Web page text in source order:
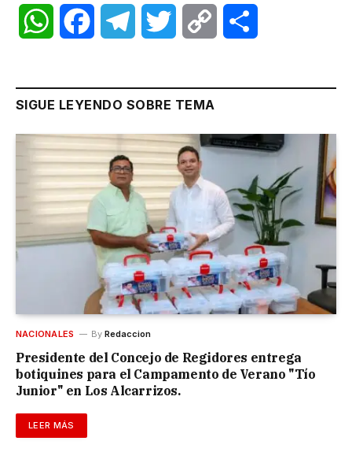
WhatsAppFacebookTelegramTwitter Copy
SIGUE LEYENDO SOBRE TEMA
NACIONALES By Redaccion
Presidente del Concejo de Regidores entrega
botiquines para el Campamento de Verano "Tío
Junior" en Los Alcarrizos.
LEER MÁS